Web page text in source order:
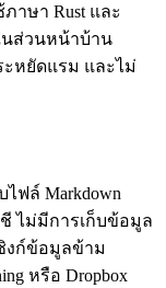
าษา Rust และ
นส่วนหน้าบ้าน
ะหยัดแรม และไม่
ฟล์ Markdown
ไม่มีการเก็บข้อมูล
งก์ข้อมูลข้าม
หรือ Dropbox